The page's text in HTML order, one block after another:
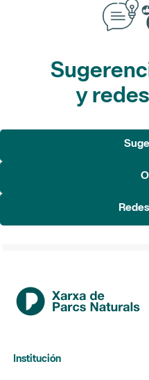
y
Institución